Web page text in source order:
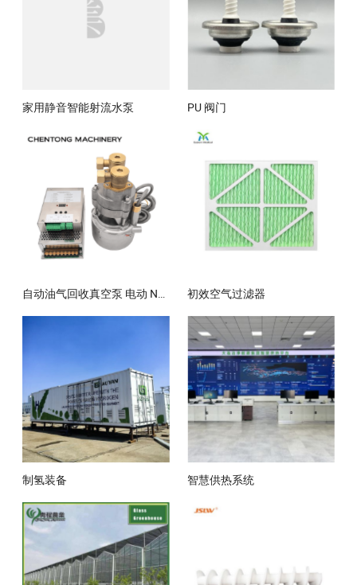
家用静音智能射流水泵 PU 阀门
自动油气回收真空泵 电动 Np 真空泵 初效空气过滤器
制氢装备 智慧供热系统